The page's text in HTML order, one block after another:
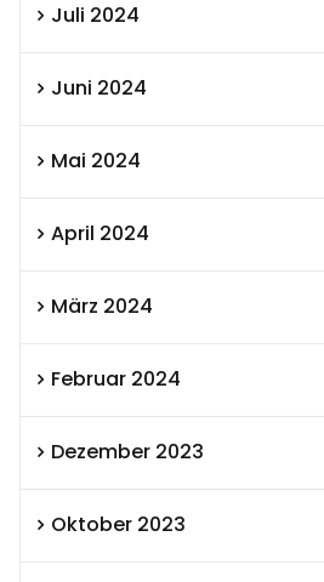
Juli 2024
Juni 2024
Mai 2024
April 2024
März 2024
Februar 2024
Dezember 2023
Oktober 2023